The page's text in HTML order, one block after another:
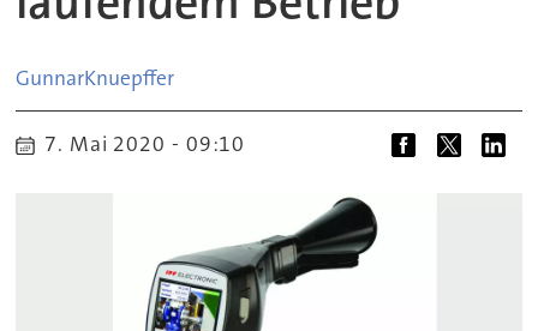
GunnarKnuepffer
7. Mai 2020 - 09:10